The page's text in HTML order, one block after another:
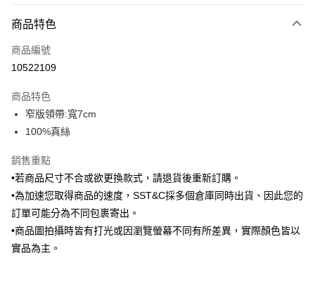
信用卡一次付款
信用卡分期付款
合作金庫商業銀行
華南商業銀行
上海商業儲蓄銀行
臺灣中小企業銀行
匯豐（台灣）商業銀行
華泰商業銀行
聯邦商業銀行
遠東國際商業銀行
元大商業銀行
台新國際商業銀行
中國信託商業銀行
台灣樂天信用卡公司
6 期 0 利率 每期
華南商業銀行
上海商業儲蓄銀行
國泰世華商業銀行
臺灣中小企業銀行
台中商業銀行
匯豐（台灣）商業銀行
華泰商業銀行
聯邦商業銀行
元大商業銀行
永豐商業銀行
玉山商業銀行
LINE Pay
Apple Pay
街口支付
悠遊付
Google Pay
商品特色
商品編號
10522109
商品特色
窄版領帶:寬7cm
100%真絲
銷售重點
•若商品尺寸不合或欲更換款式，請退貨後重新訂購。
•為加速您取得商品的速度，SST&C採多個倉庫同時出貨、因此您的
訂單可能分為不同包裹寄出。
•商品圖拍攝時皆有打光或因瀏覽螢幕不同有所差異，實際顏色皆以
實品為主。